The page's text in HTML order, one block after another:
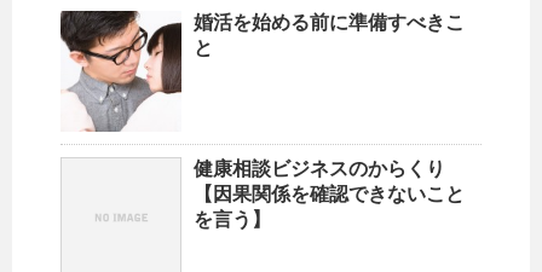
婚活を始める前に準備すべきこ
と
健康相談ビジネスのからくり
【因果関係を確認できないこと
を言う】